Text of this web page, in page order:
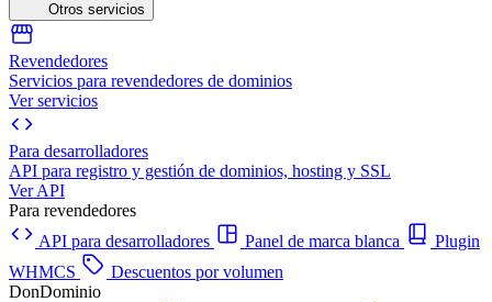
Otros servicios
Revendedores
Servicios para revendedores de dominios
Ver servicios
Para desarrolladores
API para registro y gestión de dominios, hosting y SSL
Ver API
Para revendedores
API para desarrolladores
Panel de marca blanca
Plugin
WHMCS
Descuentos por volumen
DonDominio